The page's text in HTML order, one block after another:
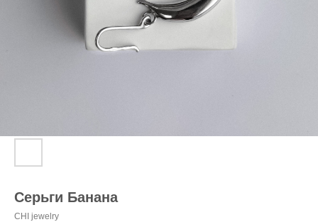
Серьги Банана
CHI jewelry